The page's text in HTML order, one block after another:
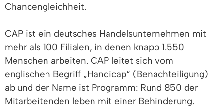
Chancengleichheit.
CAP ist ein deutsches Handelsunternehmen mit
mehr als 100 Filialen, in denen knapp 1.550
Menschen arbeiten. CAP leitet sich vom
englischen Begriff „Handicap“ (Benachteiligung)
ab und der Name ist Programm: Rund 850 der
Mitarbeitenden leben mit einer Behinderung.